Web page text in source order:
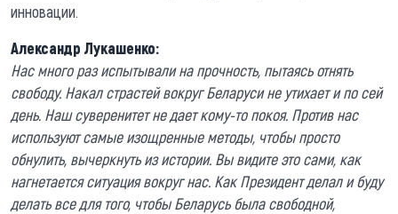
инновации.
Александр Лукашенко:
Нас много раз испытывали на прочность, пытаясь отнять
свободу. Накал страстей вокруг Беларуси не утихает и по сей
день. Наш суверенитет не дает кому-то покоя. Против нас
используют самые изощренные методы, чтобы просто
обнулить, вычеркнуть из истории. Вы видите это сами, как
нагнетается ситуация вокруг нас. Как Президент делал и буду
делать все для того, чтобы Беларусь была свободной,